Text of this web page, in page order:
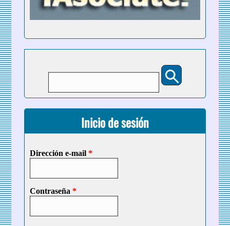
Inicio de sesión
Dirección e-mail *
Contraseña *